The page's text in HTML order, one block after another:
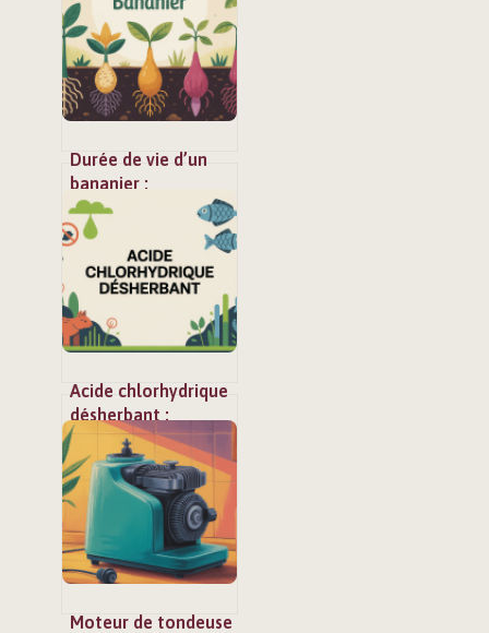
iconique
Durée de vie d’un
bananier :
comprendre,
prolonger et
renouveler la plante
Acide chlorhydrique
désherbant :
dangers,
alternatives et
cadre légal
Moteur de tondeuse